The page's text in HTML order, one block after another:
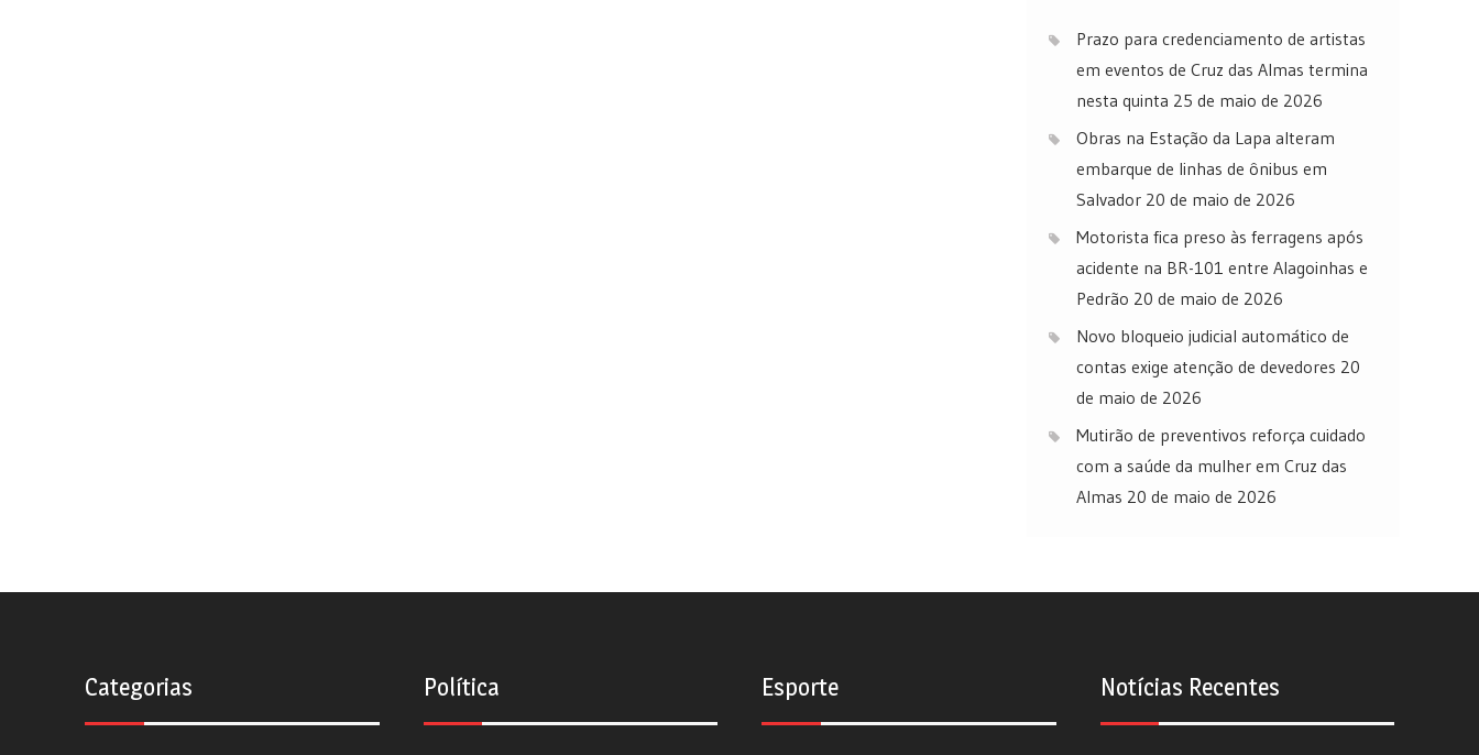
Prazo para credenciamento de artistas
em eventos de Cruz das Almas termina
nesta quinta 25 de maio de 2026
Obras na Estação da Lapa alteram
embarque de linhas de ônibus em
Salvador 20 de maio de 2026
Motorista fica preso às ferragens após
acidente na BR-101 entre Alagoinhas e
Pedrão 20 de maio de 2026
Novo bloqueio judicial automático de
contas exige atenção de devedores 20
de maio de 2026
Mutirão de preventivos reforça cuidado
com a saúde da mulher em Cruz das
Almas 20 de maio de 2026
Categorias Política Esporte Notícias Recentes